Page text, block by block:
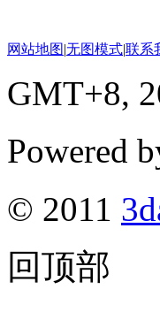
网站地图|无图模式|联系
GMT+8,
Powered
© 2011
回顶部